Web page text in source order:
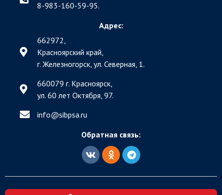
8-983-160-59-95.
Адрес:
662972,
Красноярский край,
г. Железногорск, ул. Северная, 1.
660079 г. Красноярск,
ул. 60 лет Октября, 97.
info@sibpsa.ru
Обратная связь: